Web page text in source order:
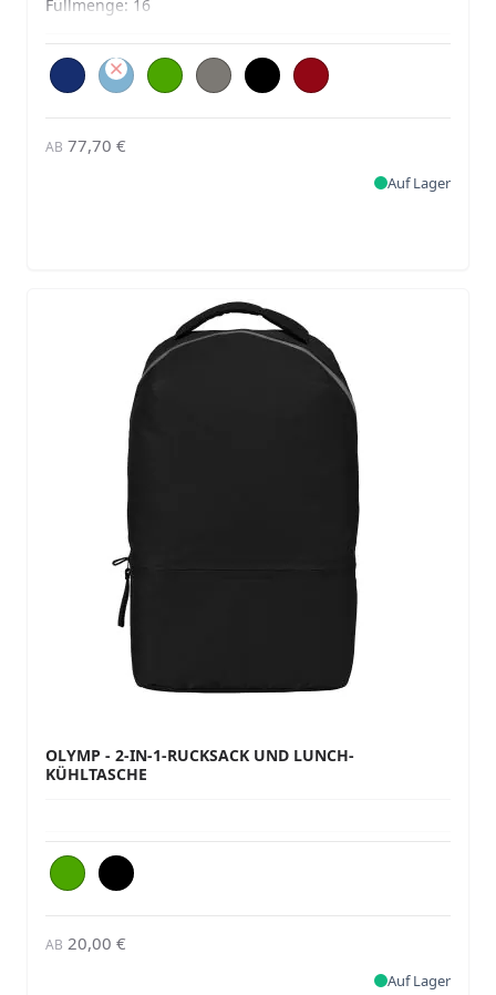
Füllmenge: 16
AB 77,70 €
Auf Lager
OLYMP - 2-IN-1-RUCKSACK UND LUNCH-
KÜHLTASCHE
AB 20,00 €
Auf Lager